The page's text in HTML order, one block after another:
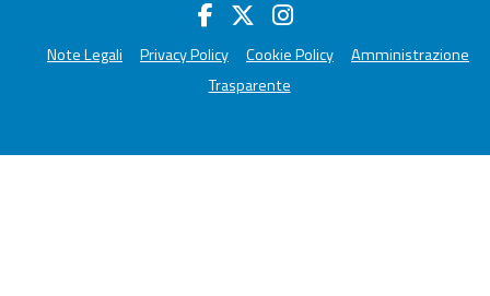
Note Legali Privacy Policy Cookie Policy
Amministrazione
Trasparente